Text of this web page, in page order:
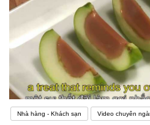
Nhà hàng - Khách sạn Video chuyên